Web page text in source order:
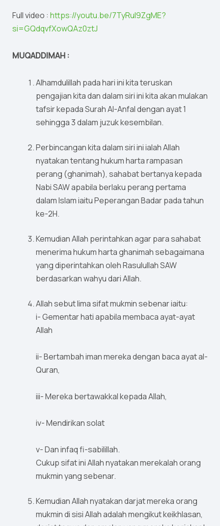
Full video : https://youtu.be/7TyRul9ZgME?
si=GQdqvfXowQAz0ztJ
MUQADDIMAH :
Alhamdulillah pada hari ini kita teruskan
pengajian kita dan dalam siri ini kita akan mulakan
tafsir kepada Surah Al-Anfal dengan ayat 1
sehingga 3 dalam juzuk kesembilan.
Perbincangan kita dalam siri ini ialah Allah
nyatakan tentang hukum harta rampasan
perang (ghanimah), sahabat bertanya kepada
Nabi SAW apabila berlaku perang pertama
dalam Islam iaitu Peperangan Badar pada tahun
ke-2H.
Kemudian Allah perintahkan agar para sahabat
menerima hukum harta ghanimah sebagaimana
yang diperintahkan oleh Rasulullah SAW
berdasarkan wahyu dari Allah.
Allah sebut lima sifat mukmin sebenar iaitu:
i- Gementar hati apabila membaca ayat-ayat
Allah
ii- Bertambah iman mereka dengan baca ayat al-
Quran,
iii- Mereka bertawakkal kepada Allah,
iv- Mendirikan solat
v- Dan infaq fi-sabilillah.
Cukup sifat ini Allah nyatakan merekalah orang
mukmin yang sebenar.
Kemudian Allah nyatakan darjat mereka orang
mukmin di sisi Allah adalah mengikut keikhlasan,